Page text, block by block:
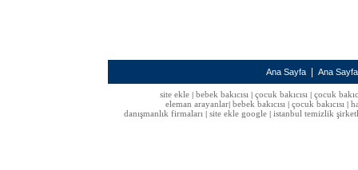
Ana Sayfa Ana
site ekle| bebek bakıcısı| çocuk bakıcısı| çocuk
eleman arayanlar bebek bakıcısı çocuk bakıcısı
danışmanlık firmaları
site ekle google istanbul temizlik